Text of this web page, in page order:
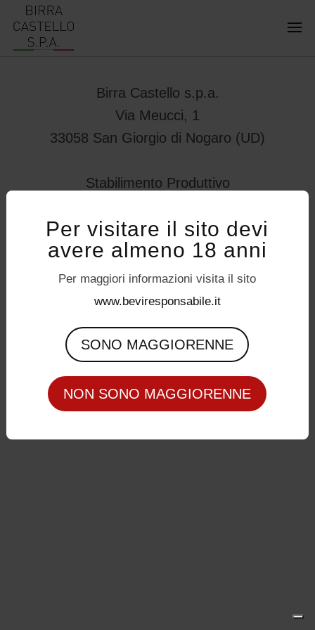
Birra Castello s.p.a.
Via Meucci, 1
33058 San Giorgio di Nogaro (UD)
Stabilimento Produttivo
32034 – Pedavena (BL)
servizioconsumatori@birracastello.it
Seguici su
P.I. 01994920302
Per visitare il sito devi
avere almeno 18 anni
Per maggiori informazioni visita il sito
www.beviresponsabile.it
SONO MAGGIORENNE
NON SONO MAGGIORENNE